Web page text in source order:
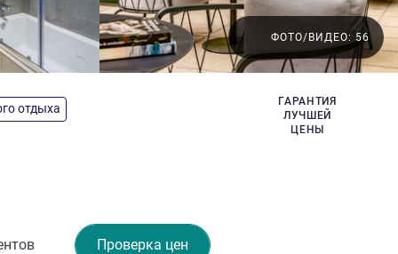
отдыха
ГАРАНТИЯ
ЛУЧШЕЙ
ЦЕНЫ
ФОТО/ВИДЕО: 56
Проверка цен